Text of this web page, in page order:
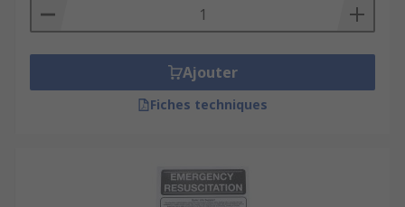
Ajouter
Fiches techniques